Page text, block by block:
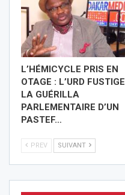
L’HÉMICYCLE PRIS EN
OTAGE : L’URD FUSTIGE
LA GUÉRILLA
PARLEMENTAIRE D’UN
PASTEF…
PREV SUIVANT